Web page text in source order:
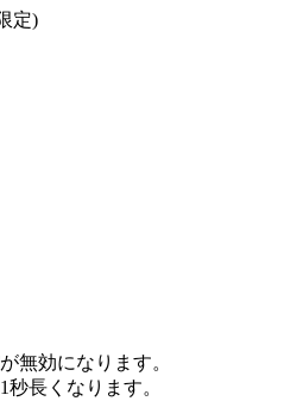
定)
無効になります。
長くなります。